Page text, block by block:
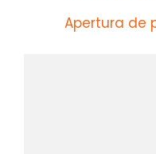
Apertura de